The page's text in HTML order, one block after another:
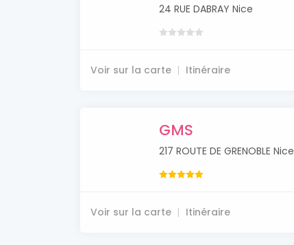
24 RUE DABRAY Nice
Voir sur la carte Itinéraire
GMS
217 ROUTE DE GRENOBLE Nice
Voir sur la carte Itinéraire